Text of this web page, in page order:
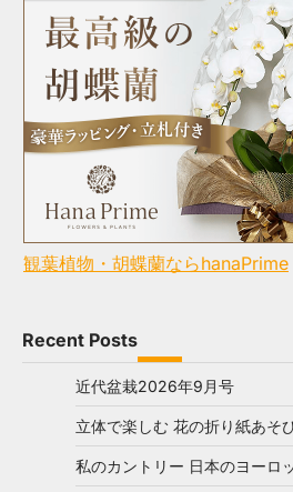
観葉植物・胡蝶蘭ならhanaPrime
Recent Posts
近代盆栽2026年9月号
立体で楽しむ 花の折り紙あそ
私のカントリー 日本のヨーロ